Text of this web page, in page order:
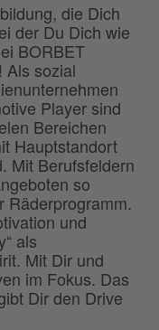
die Dich
der Du Dich wie
BORBET
Als sozial
Player sind
Bereichen
Hauptstandort
Mit Berufsfeldern
so
Räderprogramm.
und
als
Mit Dir und
im Fokus. Das
Dir den Drive